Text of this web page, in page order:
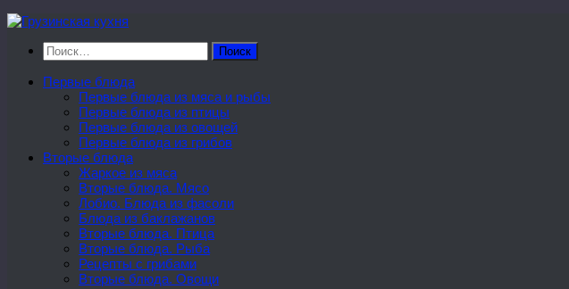
Перейти
содержимому
Найти:
Первые блюда
Первые блюда из мяса и рыбы
Первые блюда из птицы
Первые блюда из овощей
Первые блюда из грибов
Вторые блюда
Жаркое из мяса
Вторые блюда. Мясо
Лобио. Блюда из фасоли
Блюда из баклажанов
Вторые блюда. Птица
Вторые блюда. Рыба
Рецепты с грибами
Вторые блюда. Овощи